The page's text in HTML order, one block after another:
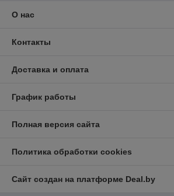
О нас
Контакты
Доставка и оплата
График работы
Полная версия сайта
Политика обработки cookies
Сайт создан на платформе Deal.by